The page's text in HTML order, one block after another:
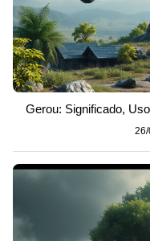
Gerou: Significado,